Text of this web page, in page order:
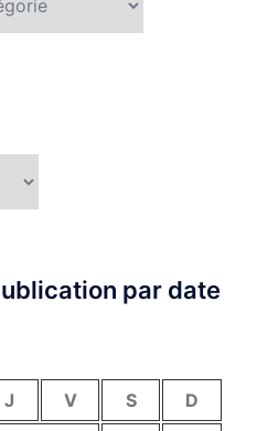
par date
J V S
D